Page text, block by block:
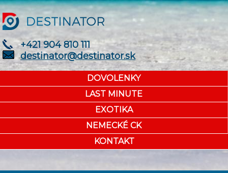
+421 904 810 111
destinator@destinator.sk
DOVOLENKY
LAST MINUTE
EXOTIKA
NEMECKÉ CK
KONTAKT